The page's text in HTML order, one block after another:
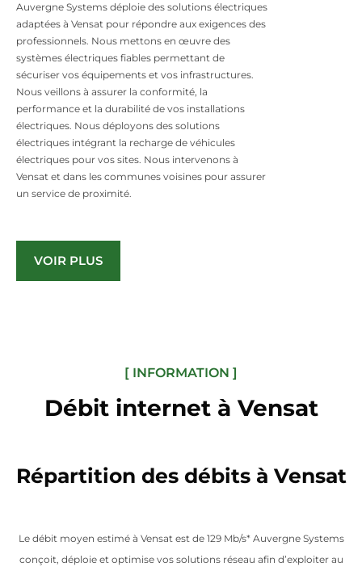
Auvergne Systems déploie des solutions électriques
adaptées à Vensat pour répondre aux exigences des
professionnels. Nous mettons en œuvre des
systèmes électriques fiables permettant de
sécuriser vos équipements et vos infrastructures.
Nous veillons à assurer la conformité, la
performance et la durabilité de vos installations
électriques. Nous déployons des solutions
électriques intégrant la recharge de véhicules
électriques pour vos sites. Nous intervenons à
Vensat et dans les communes voisines pour assurer
un service de proximité.
VOIR PLUS
[ INFORMATION ]
Débit internet à Vensat
Répartition des débits à Vensat
Le débit moyen estimé à Vensat est de 129 Mb/s* Auvergne Systems
conçoit, déploie et optimise vos solutions réseau afin d’exploiter au